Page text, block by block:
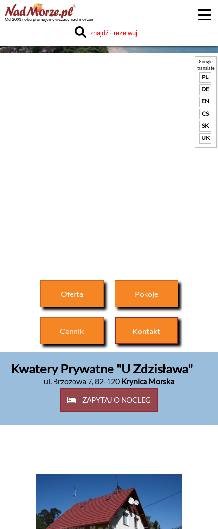
Od 2001 roku promujemy wczasy nad morzem
Google
translate
PL
DE
EN
CS
SK
UK
Oferta Pokoje
Cennik Kontakt
Kwatery Prywatne "U Zdzisława"
ul. Brzozowa 7,82-120 Krynica Morska
ZAPYTAJ O NOCLEG